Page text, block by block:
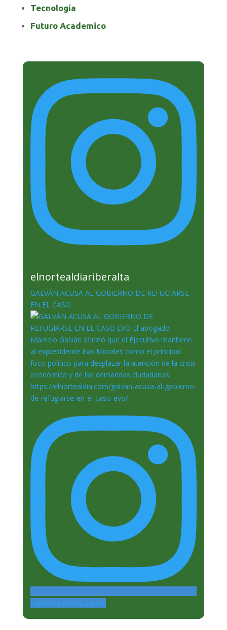
Tecnología
Futuro Academico
elnortealdiariberalta
GALVÁN ACUSA AL GOBIERNO DE REFUGIARSE
EN EL CASO
Siguenos en Instagram